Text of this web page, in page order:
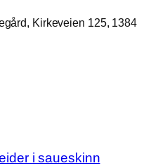
Kirkeveien 125, 1384